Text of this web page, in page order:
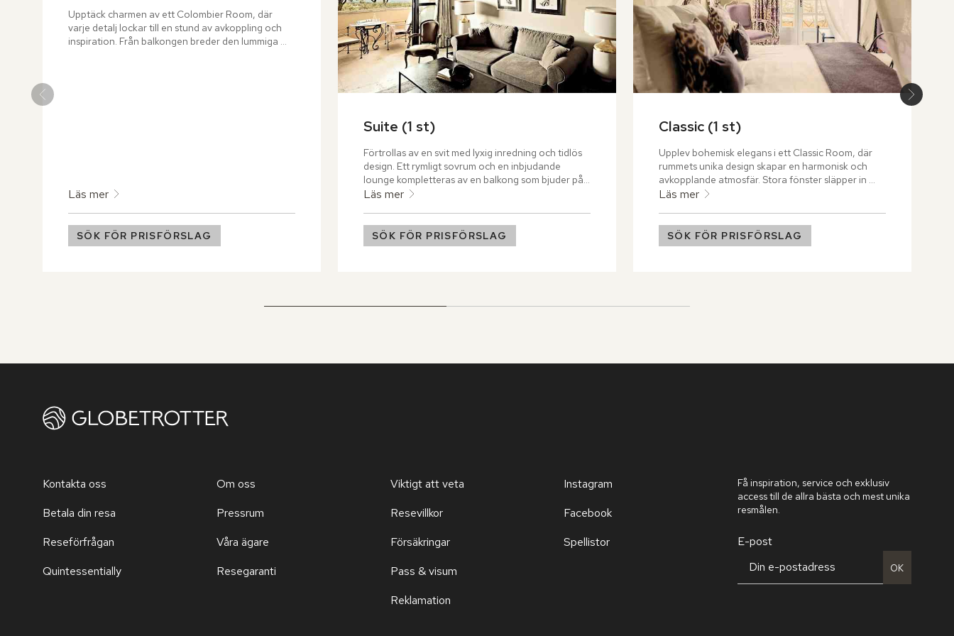
Upptäck charmen av ett Colombier Room, där
varje detalj lockar till en stund av avkoppling och
inspiration. Från balkongen breder den lummiga
Läs mer
SÖK FÖR PRISFÖRSLAG
Suite (1 st)
Förtrollas av en svit med lyxig inredning och tidlös
design. Ett rymligt sovrum och en inbjudande
lounge kompletteras av en balkong som bjuder på
en hänförande utsikt över Pampelonne-bukten
Läs mer
SÖK FÖR PRISFÖRSLAG
Classic (1 st)
Upplev bohemisk elegans i ett Classic Room, där
rummets unika design skapar en harmonisk och
avkopplande atmosfär. Stora fönster släpper in
naturligt ljus och öppnar upp mot den grönskande
Läs mer
SÖK FÖR PRISFÖRSLAG
Kontakta oss
Betala din resa
Reseförfrågan
Quintessentially
Om oss
Pressrum
Våra ägare
Resegaranti
Viktigt att veta
Resevillkor
Försäkringar
Pass & visum
Reklamation
Instagram
Facebook
Spellistor
Få inspiration, service och exklusiv
access till de allra bästa och mest unika
resmålen.
E-post
OK